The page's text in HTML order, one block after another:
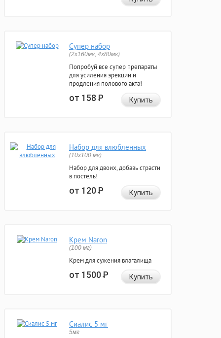
Супер набор
(2х160мг, 4х80мг)
Попробуй все супер препараты
для усиления эрекции и
продления полового акта!
от 158Р Купить
Набор для влюбленных
(10х100 мг)
Набор для двоих, добавь страсти
в постель!
от 120Р Купить
Крем Naron
(100 мг)
Крем для сужения влагалища
от 1500Р Купить
Сиалис 5 мг
5мг